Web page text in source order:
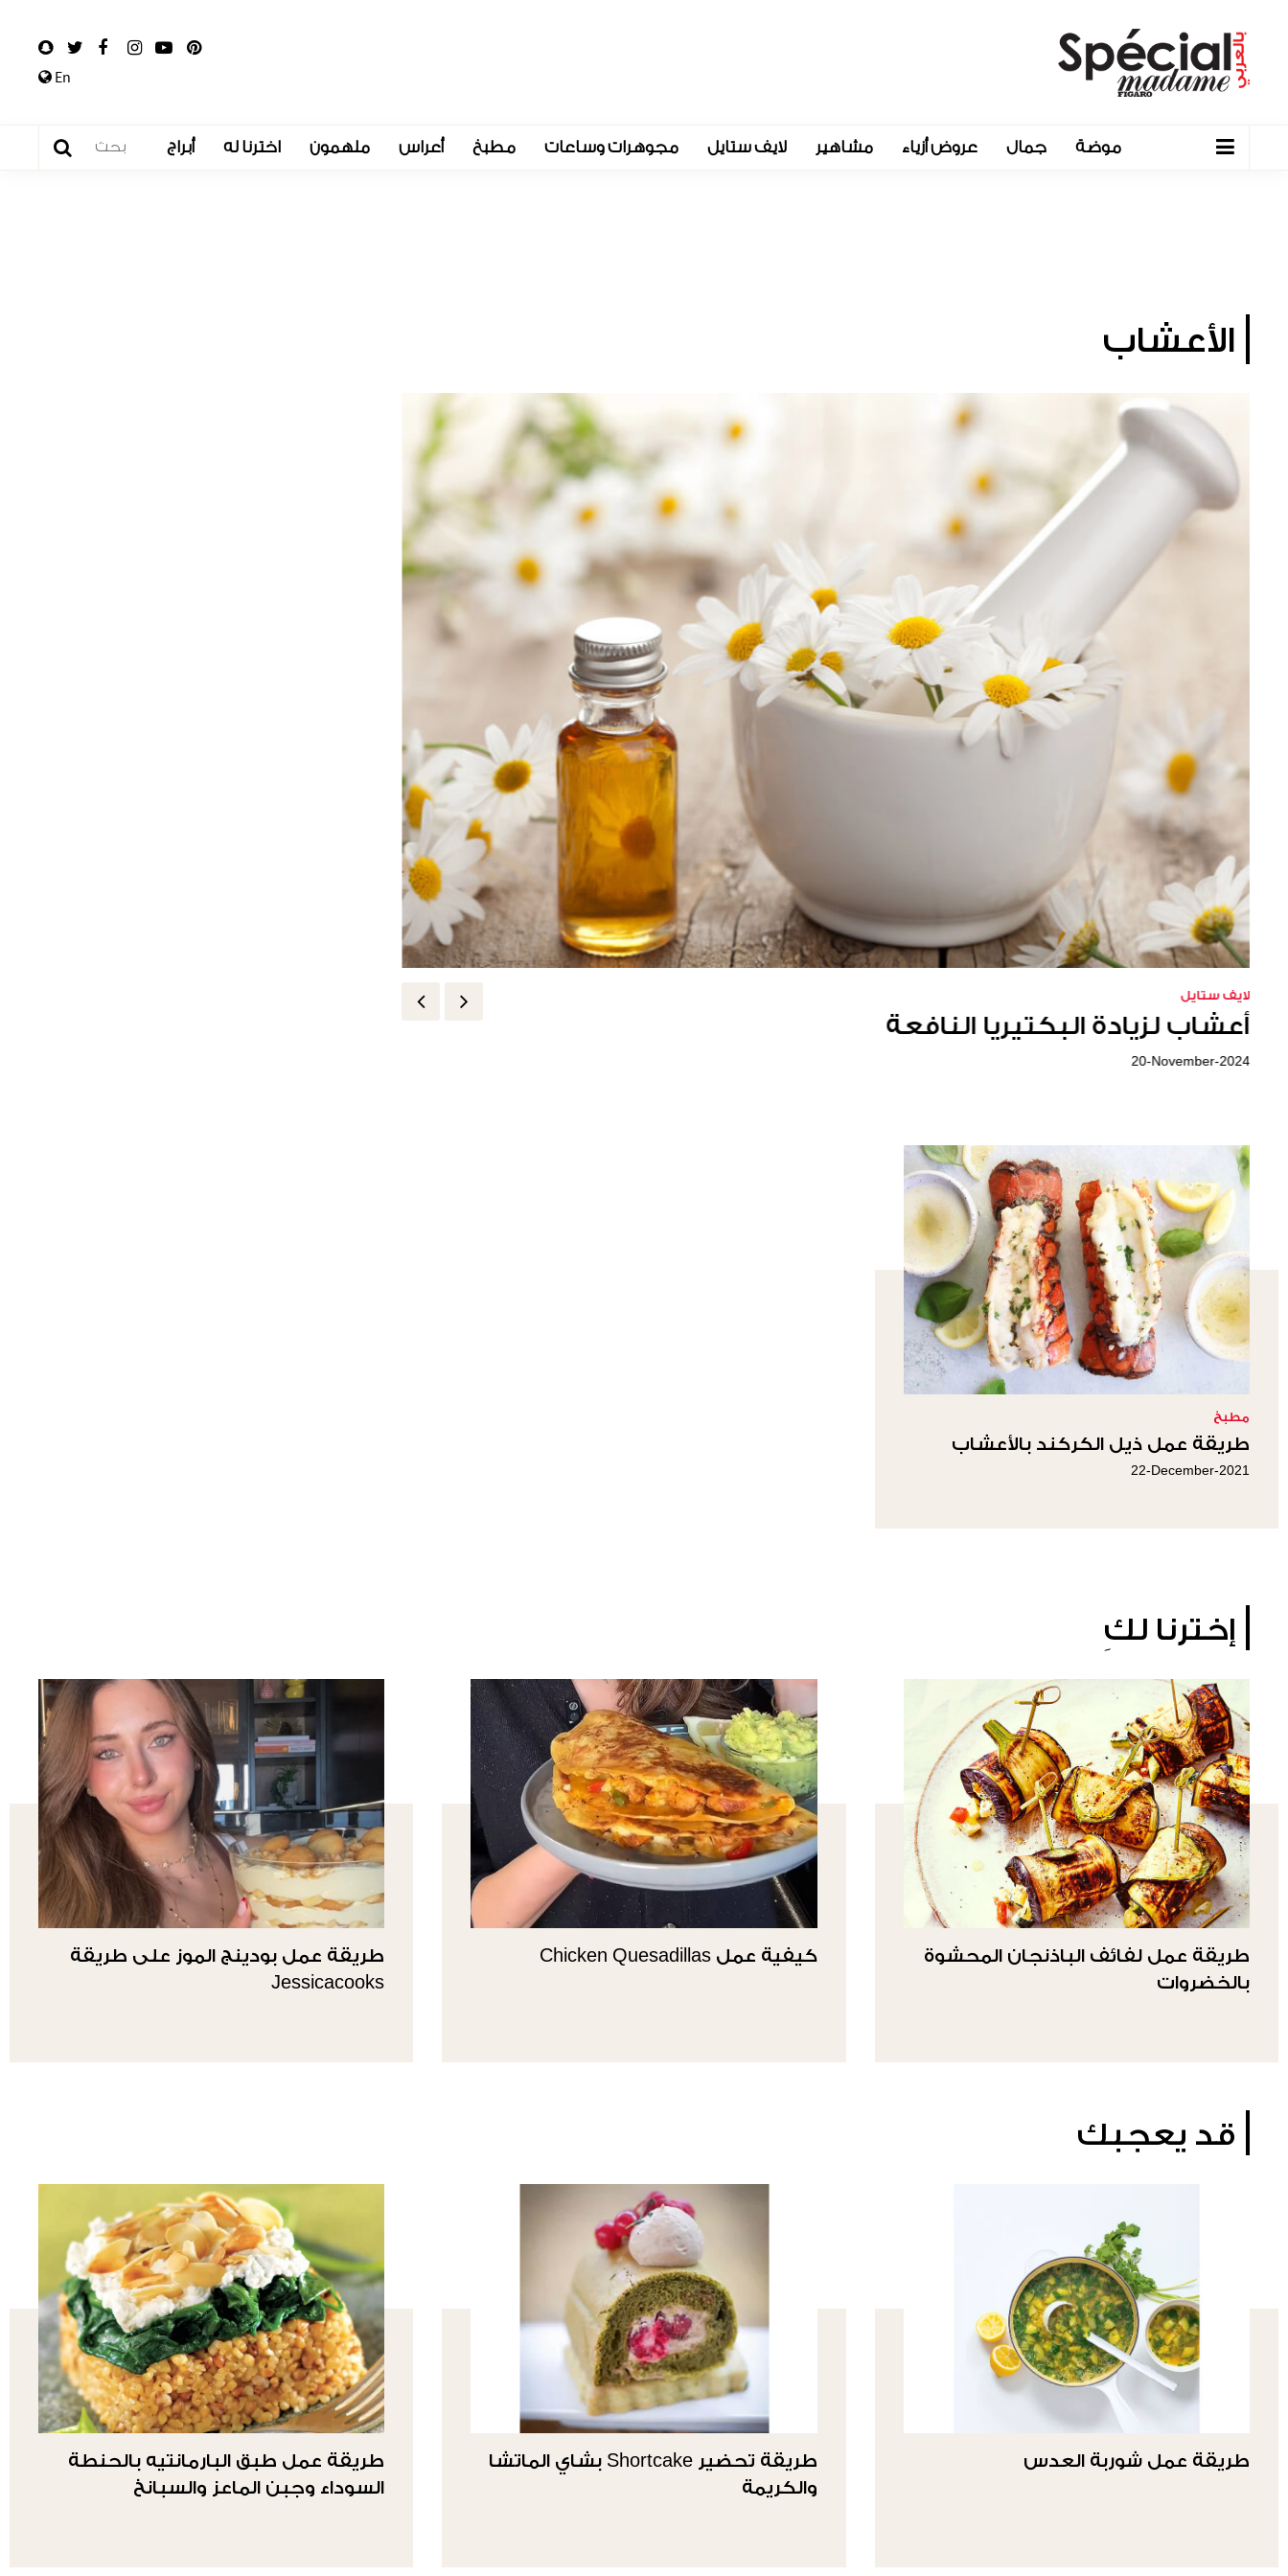
En
موضة جمال عروض أزياء مشاهير لايف ستايل مجوهرات وساعات مطبخ أعراس ملهمون اخترنا له أبراج
الأعشاب
لايف ستايل
أعشاب لزيادة البكتيريا النافعة
20-November-2024
لايف ستايل
فوائد الزنجبيل
14-June-2022
مطبخ
طريقة عمل ذيل الكركند بالأعشاب
22-December-2021
إخترنا لكِ
طريقة عمل لفائف الباذنجان المحشوة
بالخضروات
كيفية عمل Chicken Quesadillas
طريقة عمل بودينج الموز على طريقة
Jessicacooks
قد يعجبك
طريقة عمل شوربة العدس
طريقة تحضير Shortcake بشاي الماتشا
والكريمة
طريقة عمل طبق البارمانتيه بالحنطة
السوداء وجبن الماعز والسبانخ